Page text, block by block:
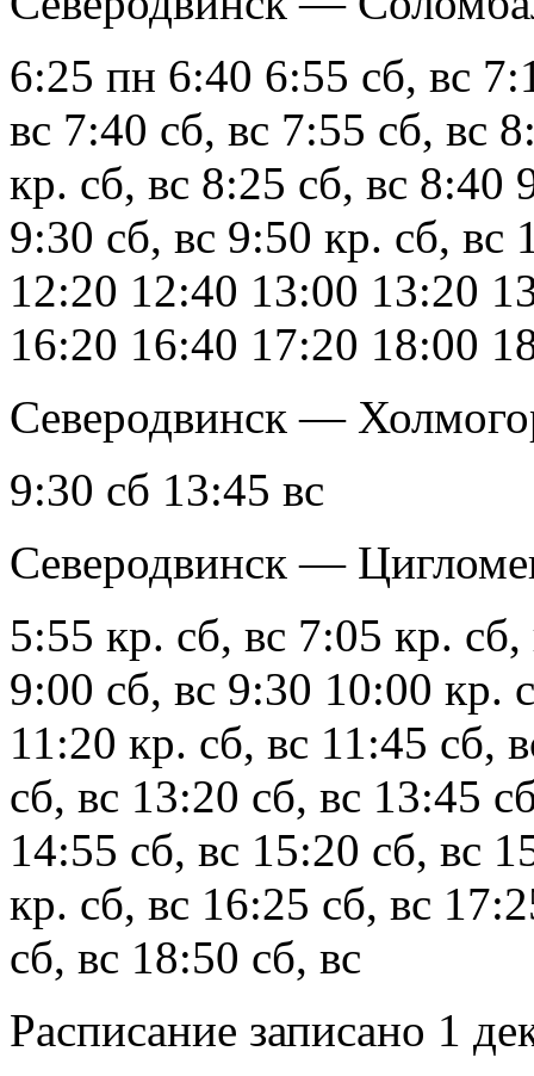
6:25 пн 6:40 6:55 сб, вс
вс 7:40 сб, вс 7:55 сб, вс
кр. сб, вс 8:25 сб, вс 8:40
9:30 сб, вс 9:50 кр. сб,
12:20 12:40 13:00 13:20
16:20 16:40 17:20 18:00
Северодвинск —
9:30 сб 13:45 вс
Северодвинск —
5:55 кр. сб, вс 7:05 кр.
9:00 сб, вс 9:30 10:00 кр.
11:20 кр. сб, вс 11:45 сб,
сб, вс 13:20 сб, вс 13:45
14:55 сб, вс 15:20 сб, вс
кр. сб, вс 16:25 сб, вс
сб, вс 18:50 сб, вс
Расписание записано 1